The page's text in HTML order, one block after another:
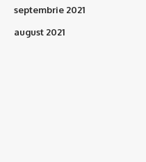
septembrie 2021
august 2021